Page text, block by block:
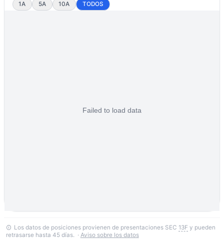
1A 5A 10A TODOS
Los datos de posiciones provienen de presentaciones SEC 13F y pueden
retrasarse hasta 45 días. · Aviso sobre los datos